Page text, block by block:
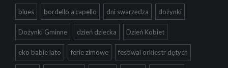
blues bordello a'capello dni swarzędza dożynki
Dożynki Gminne dzień dziecka Dzień Kobiet
eko babie lato ferie zimowe festiwal orkiestr dętych